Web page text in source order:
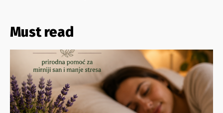
Must read